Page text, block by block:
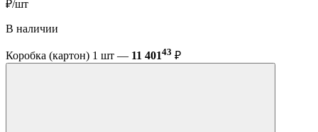
₽/шт
В наличии
Коробка (картон) 1 шт — 11 40143 ₽